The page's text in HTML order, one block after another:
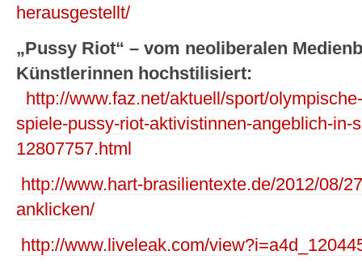
herausgestellt/
„Pussy Riot“ – vom neoliberalen
Künstlerinnen hochstilisiert:
http://www.faz.net/aktuell/sport/
spiele-pussy-riot-aktivistinnen-angeblich-in-
12807757.html
http://www.hart-brasilientexte.de/2012/08/
anklicken/
http://www.liveleak.com/